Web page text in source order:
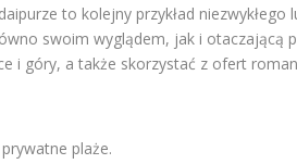
to kolejny przykład
swoim wyglądem, jak i otaczającą
i góry, a także skorzystać z ofert
plaże.